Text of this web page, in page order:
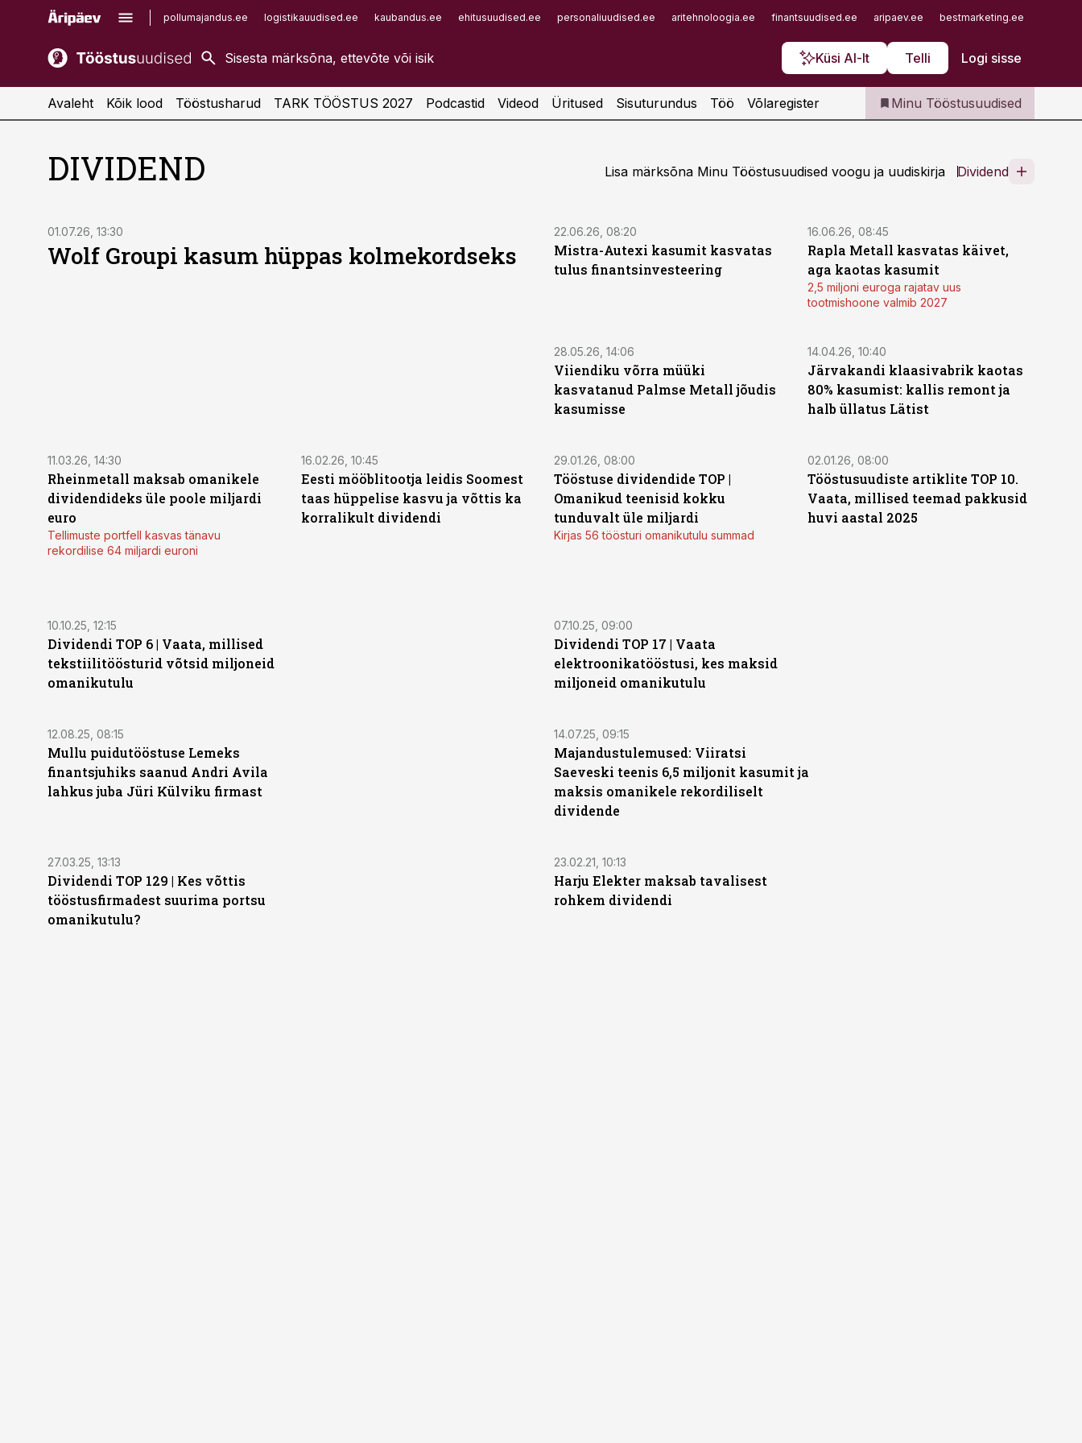
pollumajandus.ee logistikauudised.ee kaubandus.ee ehitusuudised.ee personaliuudised.ee aritehnoloogia.ee finantsuudised.ee aripaev.ee bestmarketing.ee
Küsi AI-lt Telli Logi sisse
kaubandus.ee
kinnisvarauudised.ee
imelineajalugu.ee
Infopank
Iseteenindus
Telli Tööstusuudised
Avaleht Kõik lood Tööstusharud TARK TÖÖSTUS 2027 Podcastid Videod Üritused Sisuturundus Töö Võlaregister Minu Tööstusuudised
DIVIDEND Lisa märksõna Minu Tööstusuudised voogu ja uudiskirja Dividend
01.07.26, 13:30
Wolf Groupi kasum hüppas kolmekordseks
22.06.26, 08:20
Mistra-Autexi kasumit kasvatas
tulus finantsinvesteering
16.06.26, 08:45
Rapla Metall kasvatas käivet,
aga kaotas kasumit
2,5 miljoni euroga rajatav uus
tootmishoone valmib 2027
28.05.26, 14:06
Viiendiku võrra müüki
kasvatanud Palmse Metall jõudis
kasumisse
14.04.26, 10:40
Järvakandi klaasivabrik kaotas
80% kasumist: kallis remont ja
halb üllatus Lätist
11.03.26, 14:30
Rheinmetall maksab omanikele
dividendideks üle poole miljardi
euro
Tellimuste portfell kasvas tänavu
rekordilise 64 miljardi euroni
16.02.26, 10:45
Eesti mööblitootja leidis Soomest
taas hüppelise kasvu ja võttis ka
korralikult dividendi
29.01.26, 08:00
Tööstuse dividendide TOP |
Omanikud teenisid kokku
tunduvalt üle miljardi
Kirjas 56 töösturi omanikutulu summad
02.01.26, 08:00
Tööstusuudiste artiklite TOP 10.
Vaata, millised teemad pakkusid
huvi aastal 2025
10.10.25, 12:15
Dividendi TOP 6 | Vaata, millised
tekstiilitöösturid võtsid miljoneid
omanikutulu
07.10.25, 09:00
Dividendi TOP 17 | Vaata
elektroonikatööstusi, kes maksid
miljoneid omanikutulu
12.08.25, 08:15
Mullu puidutööstuse Lemeks
finantsjuhiks saanud Andri Avila
lahkus juba Jüri Külviku firmast
14.07.25, 09:15
Majandustulemused: Viiratsi
Saeveski teenis 6,5 miljonit kasumit ja
maksis omanikele rekordiliselt
dividende
27.03.25, 13:13
Dividendi TOP 129 | Kes võttis
tööstusfirmadest suurima portsu
omanikutulu?
23.02.21, 10:13
Harju Elekter maksab tavalisest
rohkem dividendi